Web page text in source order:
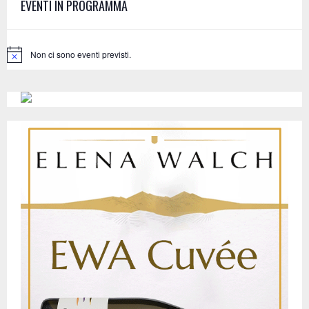
o
EVENTI IN PROGRAMMA
N
Non ci sono eventi previsti.